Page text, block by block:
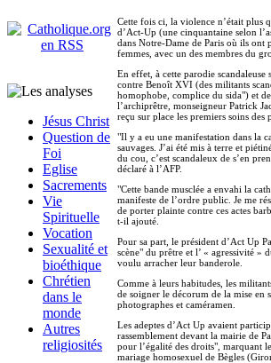
Jésus Christ
Question de
Foi
Eglise
Sacrements
Vie
Spirituelle
Vocation
Sexualité et
bioéthique
Chrétien
dans le
monde
Autres
religiosités
Cette fois ci, la violence n’était plus
d’Act-Up (une cinquantaine selon
dans Notre-Dame de Paris où ils ont
femmes, avec un des membres du
En effet, à cette parodie scandaleuse
contre Benoît XVI (des militants
homophobe, complice du sida") et
l’archiprêtre, monseigneur Patrick
reçu sur place les premiers soins des
"Il y a eu une manifestation dans la
sauvages. J’ai été mis à terre et
du cou, c’est scandaleux de s’en
déclaré à l’AFP.
"Cette bande musclée a envahi la
manifeste de l’ordre public. Je me
de porter plainte contre ces actes
t-il ajouté.
Pour sa part, le président d’Act Up
scène" du prêtre et l’ « agressivité »
voulu arracher leur banderole.
Comme à leurs habitudes, les
de soigner le décorum de la mise en
photographes et caméramen.
Les adeptes d’Act Up avaient
rassemblement devant la mairie de
pour l’égalité des droits", marquant
mariage homosexuel de Bègles